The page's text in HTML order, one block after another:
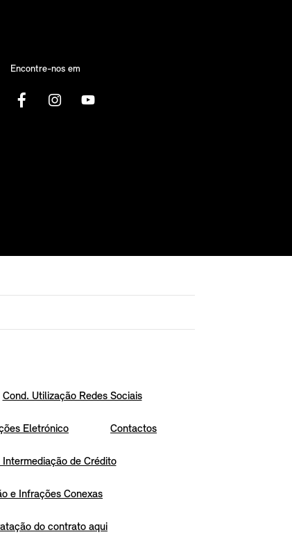
Encontre-nos em
Cond. Utilização Redes Sociais
Eletrónico Contactos
de Crédito
e Infrações Conexas
do contrato aqui